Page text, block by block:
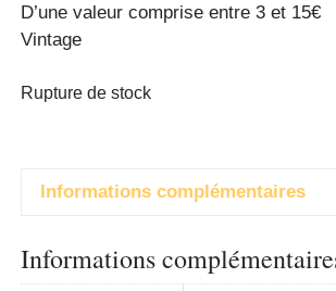
D’une valeur comprise entre 3 et 15€
Vintage
Rupture de stock
Informations complémentaires
Informations